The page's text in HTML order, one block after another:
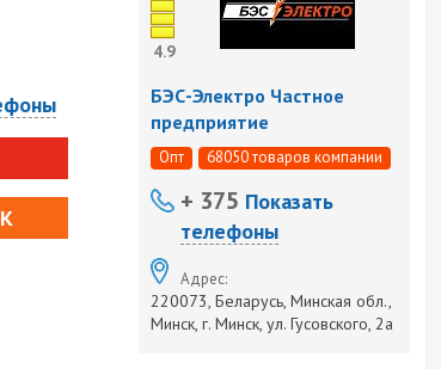
4.9
БЭС-Электро Частное
предприятие
Опт 68050 товаров компании
+ 375 Показать
телефоны
Адрес:
220073, Беларусь, Минская обл.,
Минск, г. Минск, ул. Гусовского, 2а